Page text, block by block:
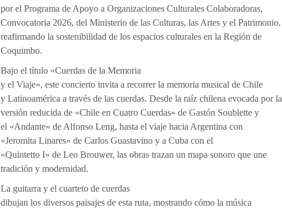
por el Programa de Apoyo a Organizaciones Culturales Colaboradoras,
Convocatoria 2026, del Ministerio de las Culturas, las Artes y el Patrimonio,
reafirmando la sostenibilidad de los espacios culturales en la Región de
Coquimbo.
Bajo el título «Cuerdas de la Memoria
y el Viaje», este concierto invita a recorrer la memoria musical de Chile
y Latinoamérica a través de las cuerdas. Desde la raíz chilena evocada por la
versión reducida de «Chile en Cuatro Cuerdas» de Gastón Soublette y
el «Andante» de Alfonso Leng, hasta el viaje hacia Argentina con
«Jeromita Linares» de Carlos Guastavino y a Cuba con el
«Quintetto I» de Leo Brouwer, las obras trazan un mapa sonoro que une
tradición y modernidad.
La guitarra y el cuarteto de cuerdas
dibujan los diversos paisajes de esta ruta, mostrando cómo la música